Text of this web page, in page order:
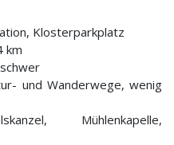
Klosterparkplatz
km
und Wanderwege, wenig
Mühlenkapelle,